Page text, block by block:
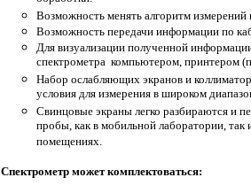
Возможность менять алгоритм измерений
Возможность передачи информации по
Для визуализации полученной
спектрометра компьютером, принтером
Набор ослабляющих экранов и
условия для измерения в широком
Свинцовые экраны легко разбираются и
пробы, как в мобильной лаборатории,
помещениях.
Спектрометр может комплектоваться: